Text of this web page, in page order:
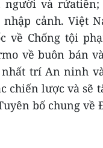
người và
cảnh. Việt
về Chống tội
về buôn bán
trí An ninh
chiến lược và sẽ
bố chung về